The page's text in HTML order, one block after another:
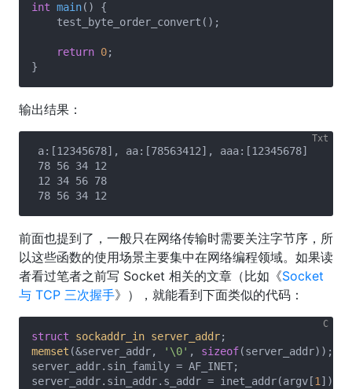
int main()
{
    test_byte_order_convert();
return 0;
输出结果：
a:[12345678], aa:[78563412], aaa:[12345678]
78 56 34 12
12 34 56 78
前面也提到了，一般只在网络传输时需要关注字节序，所
以这些函数的使用场景主要集中在网络编程领域。如果读
者看过笔者之前写 Socket 相关的文章（比如《Socket
与 TCP 三次握手》），就能看到下面类似的代码：
struct sockaddr_in server_addr;
memset (&server_addr, '\0' , sizeof(server_addr));
server_addr.sin_family = AF_INET;
server_addr.sin_addr.s_addr = inet_addr(argv[1]);